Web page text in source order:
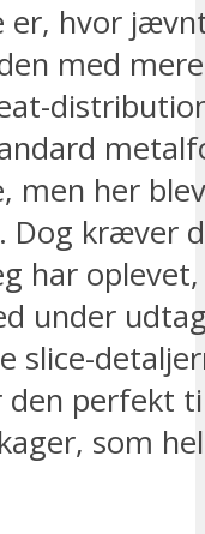
er, hvor
med
men her
Dog kræver
har
under
slice-
den perfekt
som